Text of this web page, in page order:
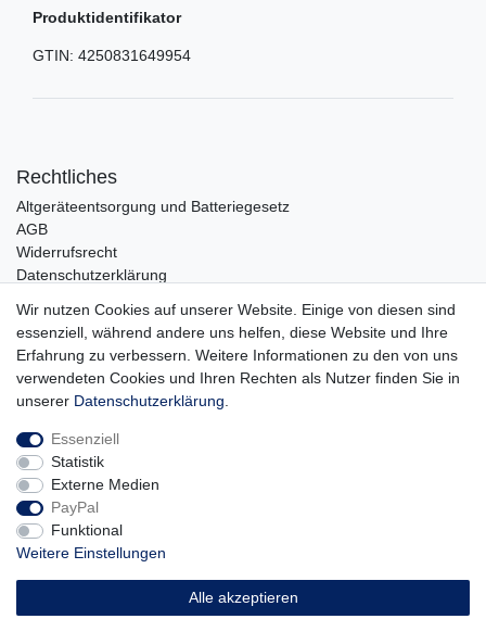
Produktidentifikator
GTIN: 4250831649954
Rechtliches
Altgeräteentsorgung und Batteriegesetz
AGB
Widerrufsrecht
Datenschutzerklärung
Impressum
Service
Zahlungsarten
Lieferung und Abholung
Unternehmen
Über uns
Karriere
Kontakt
Vertrag widerrufen
Wir nutzen Cookies auf unserer Website. Einige von diesen sind
essenziell, während andere uns helfen, diese Website und Ihre
Erfahrung zu verbessern. Weitere Informationen zu den von uns
verwendeten Cookies und Ihren Rechten als Nutzer finden Sie in
unserer Daten­schutz­erklärung
Essenziell
Statistik
Externe Medien
PayPal
Funktional
Weitere Einstellungen
Alle akzeptieren